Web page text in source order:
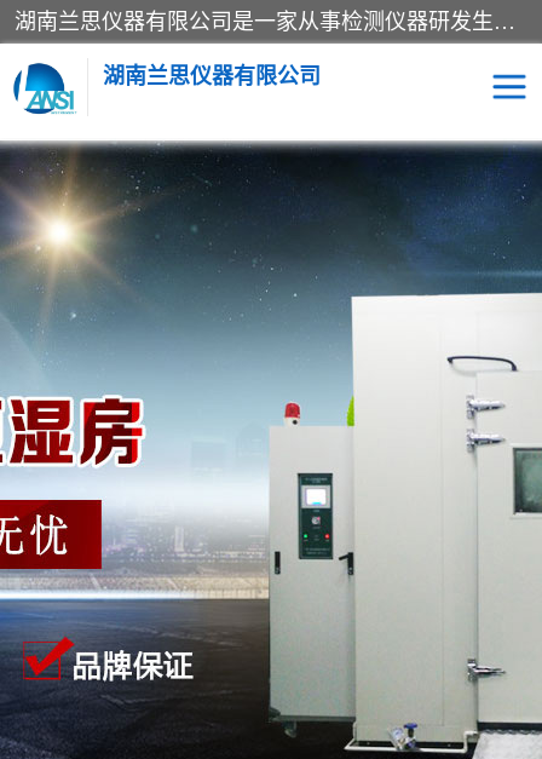
湖南兰思仪器有限公司是一家从事检测仪器研发生产销售和维修保养服务的综合型企业，产品符合国际标准可按需定制专业售前售后工程师，主要有门窗性能体验箱、门窗隔音展示箱、恒温恒湿试验箱、步入式恒温恒湿房、高低温试验箱、老化试验箱、老化试验房、恒温恒湿培养箱、水泥标准养护试验箱、电热鼓风干燥试验箱、真空干燥箱、工业烤箱、盐雾腐蚀试验箱等。
湖南兰思仪器有限公司
老化房 恒温恒湿试验箱
工业烘箱 门窗体验箱